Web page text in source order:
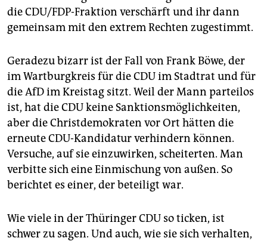
die CDU/FDP-Fraktion verschärft und ihr dann
gemeinsam mit den extrem Rechten zugestimmt.
Geradezu bizarr ist der Fall von Frank Böwe, der
im Wartburgkreis für die CDU im Stadtrat und für
die AfD im Kreistag sitzt. Weil der Mann parteilos
ist, hat die CDU keine Sanktionsmöglichkeiten,
aber die Christdemokraten vor Ort hätten die
erneute CDU-Kandidatur verhindern können.
Versuche, auf sie einzuwirken, scheiterten. Man
verbitte sich eine Einmischung von außen. So
berichtet es einer, der beteiligt war.
Wie viele in der Thüringer CDU so ticken, ist
schwer zu sagen. Und auch, wie sie sich verhalten,